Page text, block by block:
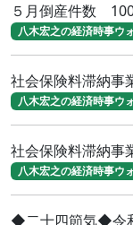
５月倒産件数
八木宏之の経済時事ウ
社会保険料滞納事
八木宏之の経済時事ウ
社会保険料滞納事
八木宏之の経済時事ウ
◆二十四節気◆令